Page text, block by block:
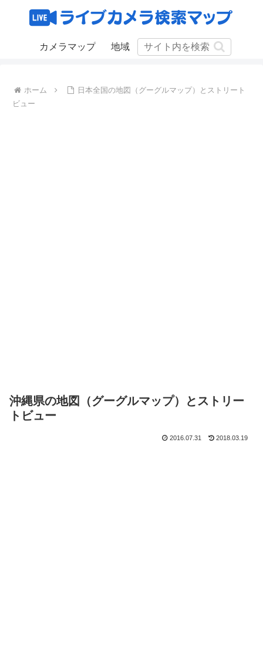
カメラマップ 地域
ホーム
日本全国の地図（グーグルマップ）とストリート
ビュー
沖縄県の地図（グーグルマップ）とストリー
トビュー
2016.07.31 2018.03.19